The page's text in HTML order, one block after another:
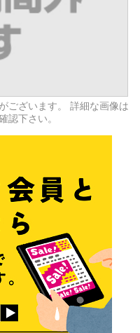
ございます。 詳細な画像は
認下さい。